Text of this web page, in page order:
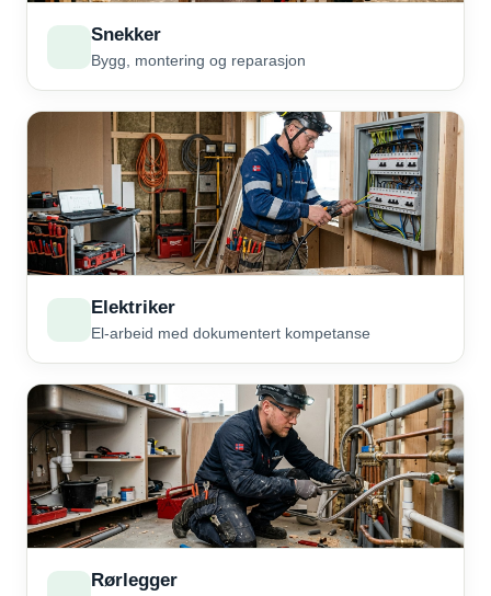
Snekker
Bygg, montering og reparasjon
Elektriker
El-arbeid med dokumentert kompetanse
Rørlegger